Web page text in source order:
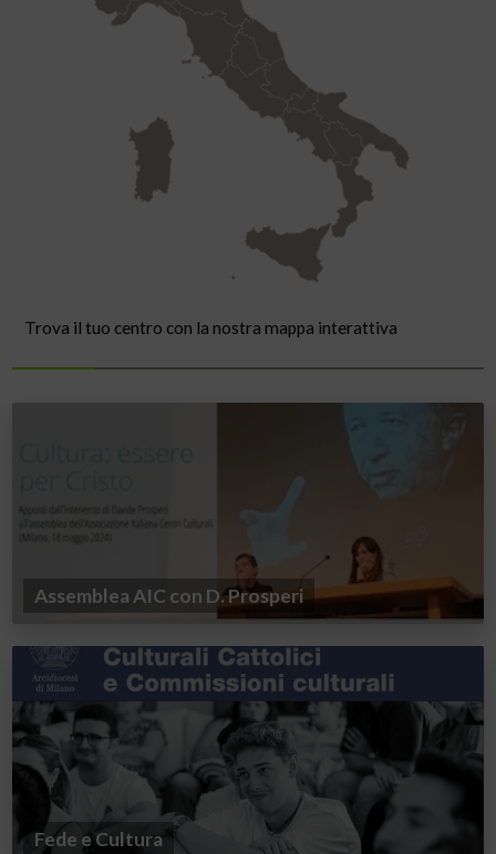
Trova il tuo centro con la nostra mappa interattiva
Assemblea AIC con D. Prosperi
Fede e Cultura